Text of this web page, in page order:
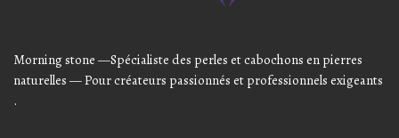
Morning stone —Spécialiste des perles et cabochons en pierres
naturelles — Pour créateurs passionnés et professionnels exigeants
.